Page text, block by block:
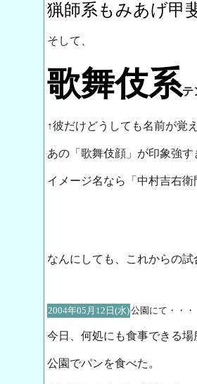
猟師系もみあげ甲
そして、
歌舞伎系テ
↑彼だけどうしても名前が覚
あの「歌舞伎顔」が印象強
イメージ名なら「中村吉右
なんにしても、これからの
2004年05月12日(水)公園にて・・・
今日、何処にも食事できる
公園でパンを食べた。